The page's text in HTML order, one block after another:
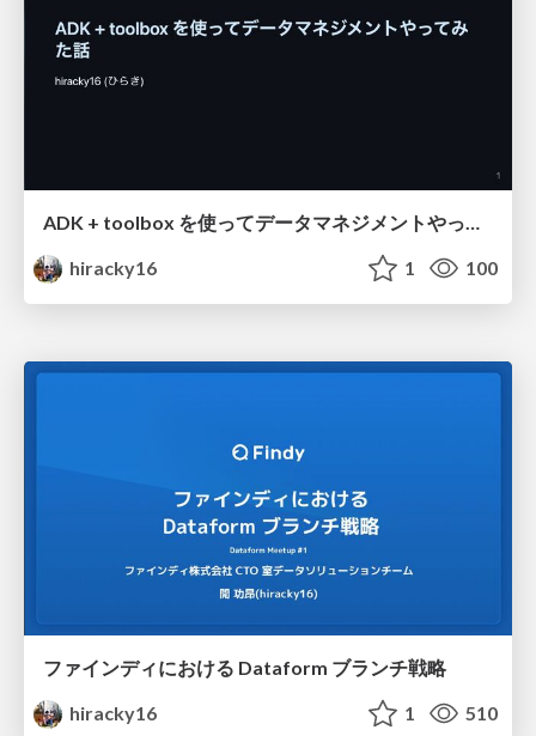
ADK + toolbox を使ってデータマネジメントやってみた話
hiracky16
1 100
ファインディにおける Dataform ブランチ戦略
hiracky16
1 510